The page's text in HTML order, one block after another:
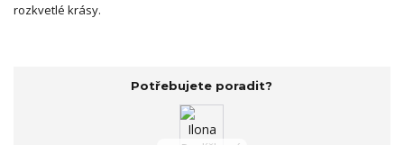
rozkvetlé krásy.
Potřebujete poradit?